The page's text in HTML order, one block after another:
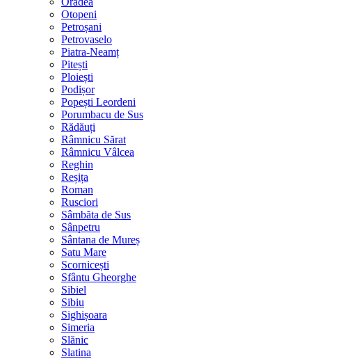
Otopeni
Petroșani
Petrovaselo
Piatra-Neamț
Pitești
Ploiești
Podișor
Popești Leordeni
Porumbacu de Sus
Rădăuți
Râmnicu Sărat
Râmnicu Vâlcea
Reghin
Reșița
Roman
Rusciori
Sâmbăta de Sus
Sânpetru
Sântana de Mureș
Satu Mare
Scornicești
Sfântu Gheorghe
Sibiel
Sibiu
Sighișoara
Simeria
Slănic
Slatina